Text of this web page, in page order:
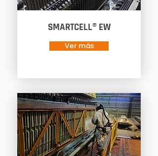
SMARTCELL® EW
Ver más